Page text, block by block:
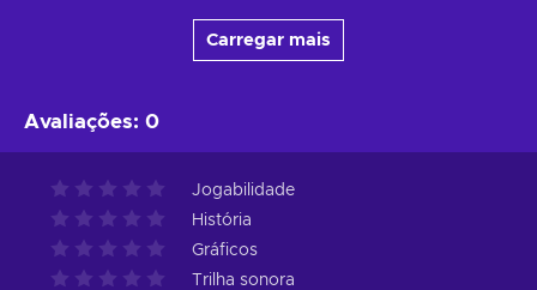
Carregar mais
Avaliações: 0
Jogabilidade
História
Gráficos
Trilha sonora